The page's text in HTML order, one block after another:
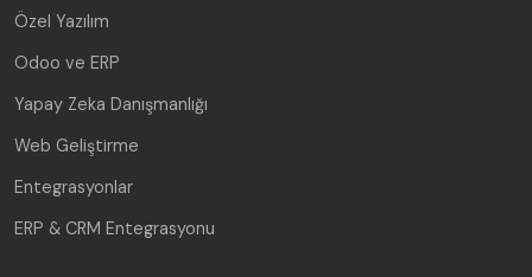
Özel Yazılım
Odoo ve ERP
Yapay Zeka Danışmanlığı
Web Geliştirme
Entegrasyonlar
ERP & CRM Entegrasyonu